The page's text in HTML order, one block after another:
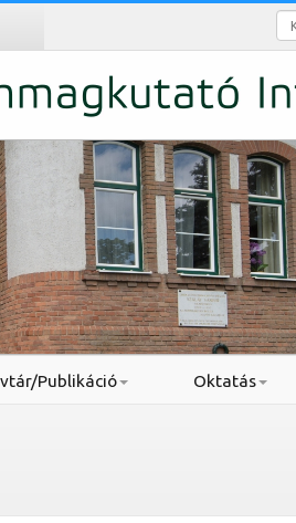
Publikáció Oktatás